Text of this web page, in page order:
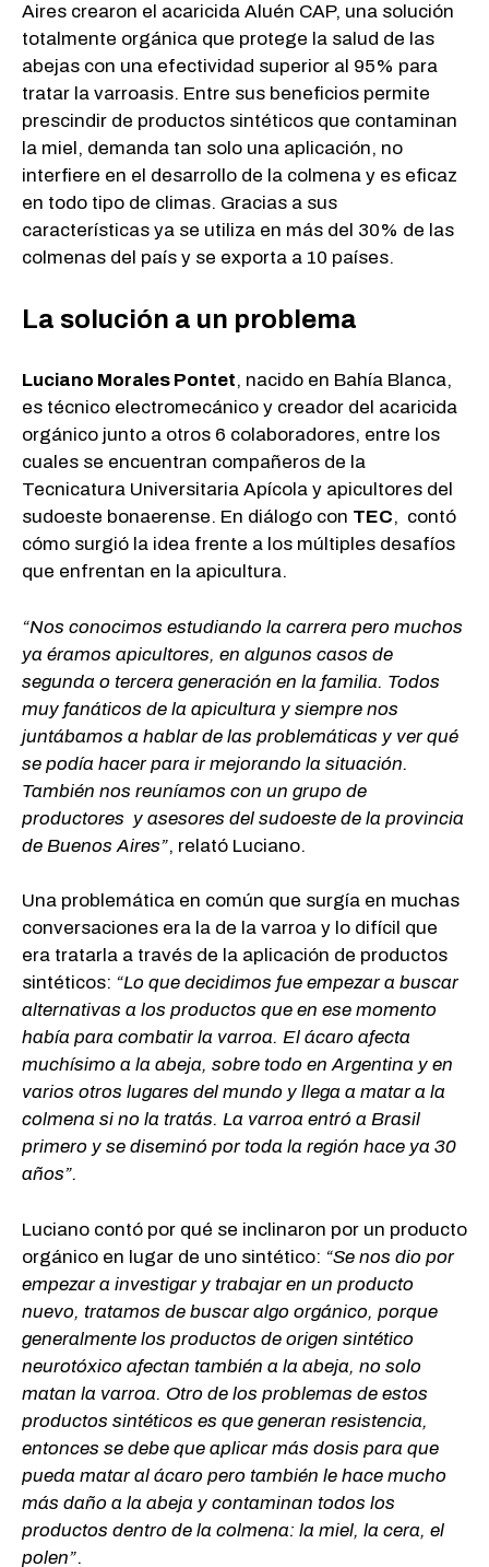
Aires crearon el acaricida Aluén CAP, una solución
totalmente orgánica que protege la salud de las
abejas con una efectividad superior al 95% para
tratar la varroasis. Entre sus beneficios permite
prescindir de productos sintéticos que contaminan
la miel, demanda tan solo una aplicación, no
interfiere en el desarrollo de la colmena y es eficaz
en todo tipo de climas. Gracias a sus
características ya se utiliza en más del 30% de las
colmenas del país y se exporta a 10 países.
La solución a un problema
Luciano Morales Pontet, nacido en Bahía Blanca,
es técnico electromecánico y creador del acaricida
orgánico junto a otros 6 colaboradores, entre los
cuales se encuentran compañeros de la
Tecnicatura Universitaria Apícola y apicultores del
sudoeste bonaerense. En diálogo con TEC, contó
cómo surgió la idea frente a los múltiples desafíos
que enfrentan en la apicultura.
“Nos conocimos estudiando la carrera pero muchos
ya éramos apicultores, en algunos casos de
segunda o tercera generación en la familia. Todos
muy fanáticos de la apicultura y siempre nos
juntábamos a hablar de las problemáticas y ver qué
se podía hacer para ir mejorando la situación.
También nos reuníamos con un grupo de
productores y asesores del sudoeste de la provincia
de Buenos Aires”, relató Luciano.
Una problemática en común que surgía en muchas
conversaciones era la de la varroa y lo difícil que
era tratarla a través de la aplicación de productos
sintéticos: “Lo que decidimos fue empezar a buscar
alternativas a los productos que en ese momento
había para combatir la varroa. El ácaro afecta
muchísimo a la abeja, sobre todo en Argentina y en
varios otros lugares del mundo y llega a matar a la
colmena si no la tratás. La varroa entró a Brasil
primero y se diseminó por toda la región hace ya 30
años”.
Luciano contó por qué se inclinaron por un producto
orgánico en lugar de uno sintético: “Se nos dio por
empezar a investigar y trabajar en un producto
nuevo, tratamos de buscar algo orgánico, porque
generalmente los productos de origen sintético
neurotóxico afectan también a la abeja, no solo
matan la varroa. Otro de los problemas de estos
productos sintéticos es que generan resistencia,
entonces se debe que aplicar más dosis para que
pueda matar al ácaro pero también le hace mucho
más daño a la abeja y contaminan todos los
productos dentro de la colmena: la miel, la cera, el
polen”.